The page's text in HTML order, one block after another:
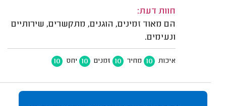
חוות דעת:
הם מאוד זמינים, הוגנים, מתקשרים, שירותיים
ונעימים.
איכות 10 מחיר 10 זמנים 10 יחס 10